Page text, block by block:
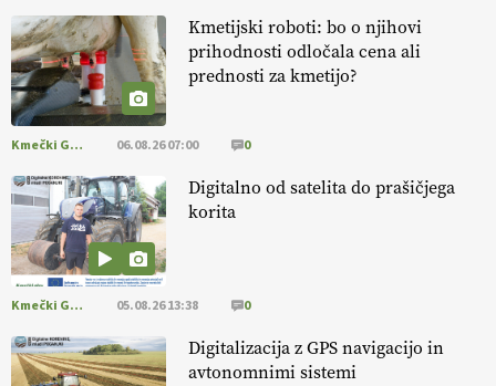
EKOloško = logično: ekološka kmetija
HOMAR
EKOloško = logično: VLOG Ekološko
kmetijstvo brez škropljenja?
EKOloško = logično: ekološka kmetija
ALTENBAHER
EKOloško = logično: ekološko oljarstvo
MORGAN
Kmetijski roboti: bo o njihovi
prihodnosti odločala cena ali
prednosti za kmetijo?
Kmečki Glas 06.08.26 07:00 0
Digitalno od satelita do prašičjega
korita
Kmečki Glas 05.08.26 13:38 0
Digitalizacija z GPS navigacijo in
avtonomnimi sistemi